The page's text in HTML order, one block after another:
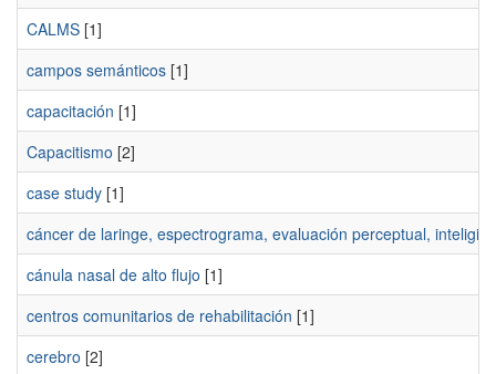
CALMS [1]
campos semánticos [1]
capacitación [1]
Capacitismo [2]
case study [1]
cáncer de laringe, espectrograma, evaluación perceptual,
cánula nasal de alto flujo [1]
centros comunitarios de rehabilitación [1]
cerebro [2]